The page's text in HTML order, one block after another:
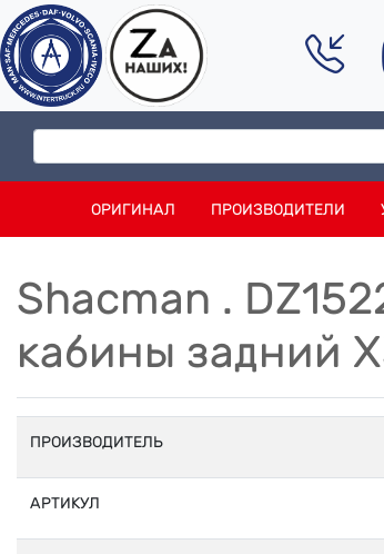
ОРИГИНАЛ ПРОИЗВОДИТЕЛИ
Shacman .
кабины задний
ПРОИЗВОДИТЕЛЬ
АРТИКУЛ